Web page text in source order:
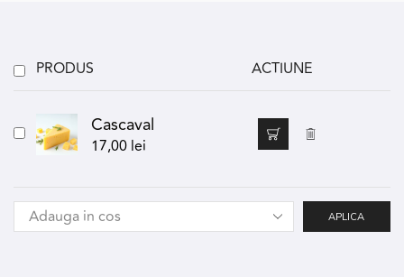
PRODUS ACTIUNE
Cascaval
17,00 lei
APLICA